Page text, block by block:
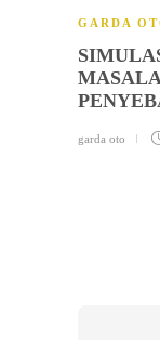
GARDA
garda oto